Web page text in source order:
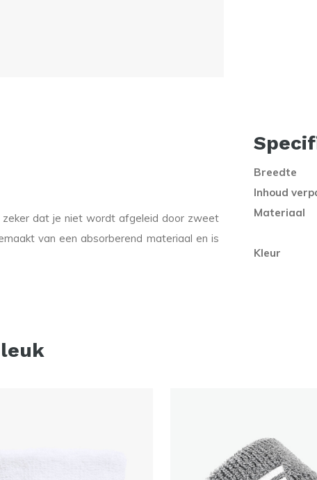
dat je niet wordt afgeleid door zweet
van een absorberend materiaal en is
Breedte
Inhoud
Materiaal
Kleur